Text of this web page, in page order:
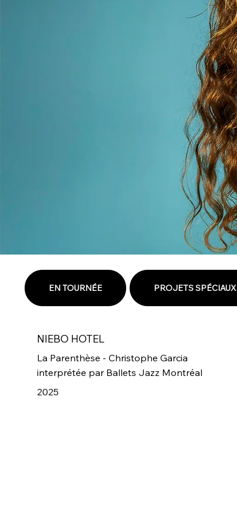
EN TOURNÉE PROJETS SPÉCIAUX
NIEBO HOTEL
La Parenthèse - Christophe Garcia
interprétée par Ballets Jazz Montréal
2025